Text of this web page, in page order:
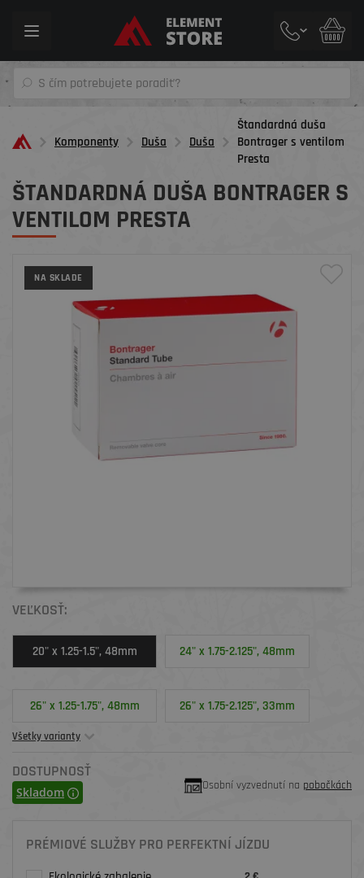
Toggle
Komponenty Duša Duša
Štandardná duša
Bontrager s ventilom
Presta
ŠTANDARDNÁ DUŠA BONTRAGER S
VENTILOM PRESTA
NA SKLADE
VEĽKOSŤ:
20" x 1.25-1.5", 48mm 24" x 1.75-2.125", 48mm
26" x 1.25-1.75", 48mm 26" x 1.75-2.125", 33mm
Všetky varianty
DOSTUPNOSŤ
Skladom Osobní vyzvednutí na pobočkách
PRÉMIOVÉ SLUŽBY PRO PERFEKTNÍ JÍZDU